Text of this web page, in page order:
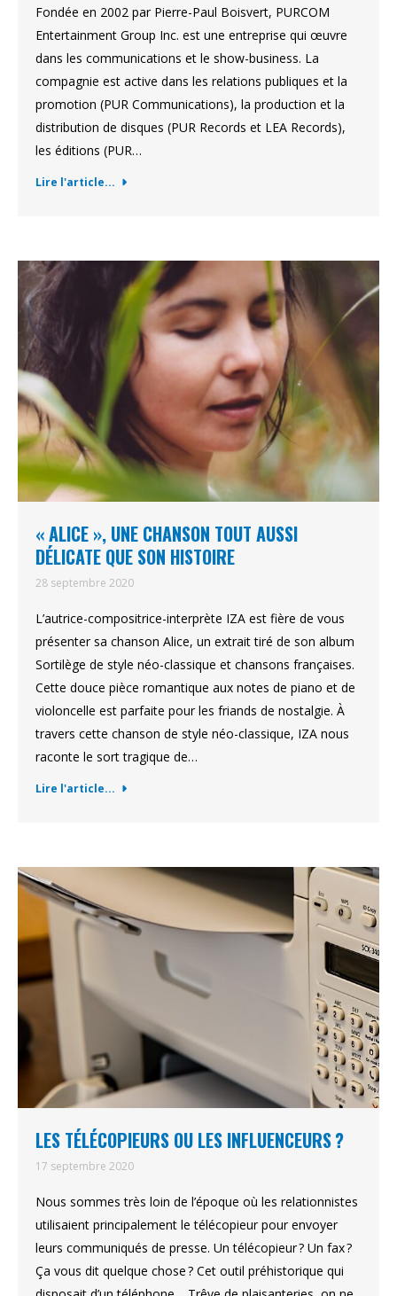
Fondée en 2002 par Pierre-Paul Boisvert, PURCOM
Entertainment Group Inc. est une entreprise qui œuvre
dans les communications et le show-business. La
compagnie est active dans les relations publiques et la
promotion (PUR Communications), la production et la
distribution de disques (PUR Records et LEA Records),
les éditions (PUR…
Lire l'article...
« ALICE », UNE CHANSON TOUT AUSSI
DÉLICATE QUE SON HISTOIRE
28 septembre 2020
L’autrice-compositrice-interprète IZA est fière de vous
présenter sa chanson Alice, un extrait tiré de son album
Sortilège de style néo-classique et chansons françaises.
Cette douce pièce romantique aux notes de piano et de
violoncelle est parfaite pour les friands de nostalgie. À
travers cette chanson de style néo-classique, IZA nous
raconte le sort tragique de…
Lire l'article...
LES TÉLÉCOPIEURS OU LES INFLUENCEURS ?
17 septembre 2020
Nous sommes très loin de l’époque où les relationnistes
utilisaient principalement le télécopieur pour envoyer
leurs communiqués de presse. Un télécopieur ? Un fax ?
Ça vous dit quelque chose ? Cet outil préhistorique qui